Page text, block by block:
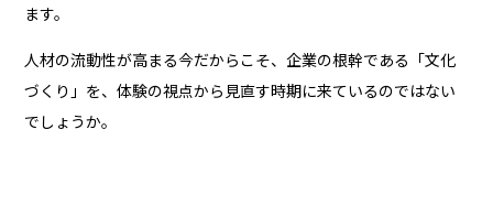
ます。
人材の流動性が高まる今だからこそ、企業の根幹である「文化
づくり」を、体験の視点から見直す時期に来ているのではない
でしょうか。